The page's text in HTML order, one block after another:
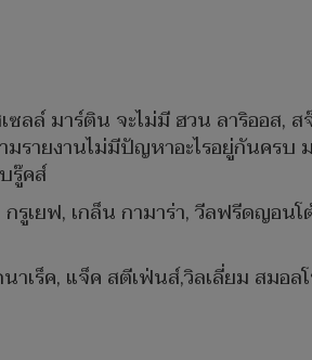
ลล์ มาร์ติน จะไม่มี ฮวน ลาริออส, ส
รายงานไม่มีปัญหาอะไรอยู่กันครบ
รู๊คส์
รูเยฟ, เกล็น กามาร่า, วีลฟรีดญอนโ
าเร็ค, แจ็ค สตีเฟ่นส์,วิลเลี่ยม สมอล